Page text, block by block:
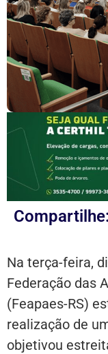
Compartilhe:
Na terça-feira,
Federação das
(Feapaes-RS)
realização de
objetivou